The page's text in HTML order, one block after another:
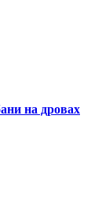
на дровах